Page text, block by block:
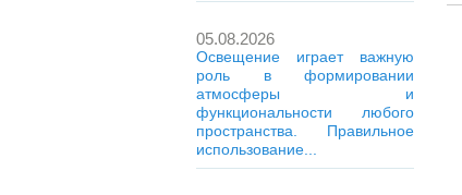
05.08.2026
Освещение играет важную
роль в формировании
атмосферы и
функциональности любого
пространства. Правильное
использование...